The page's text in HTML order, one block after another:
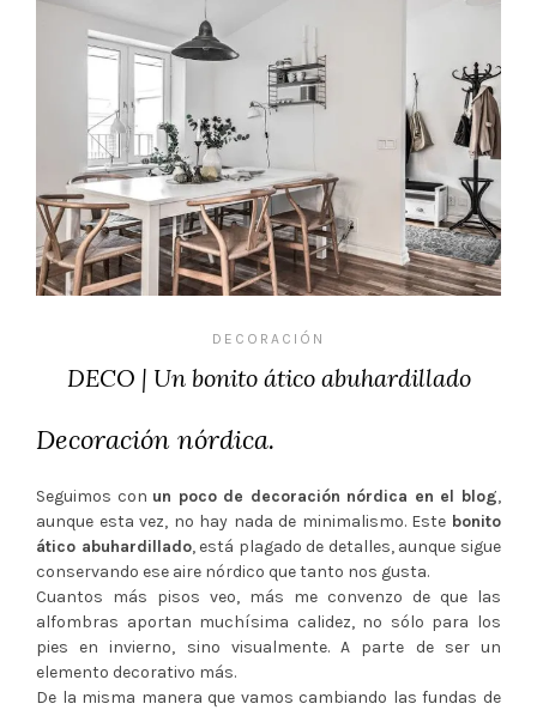
DECORACIÓN
DECO | Un bonito ático abuhardillado
Decoración nórdica.
Seguimos con un poco de decoración nórdica en el blog,
aunque esta vez, no hay nada de minimalismo. Este bonito
ático abuhardillado, está plagado de detalles, aunque sigue
conservando ese aire nórdico que tanto nos gusta.
Cuantos más pisos veo, más me convenzo de que las
alfombras aportan muchísima calidez, no sólo para los
pies en invierno, sino visualmente. A parte de ser un
elemento decorativo más.
De la misma manera que vamos cambiando las fundas de